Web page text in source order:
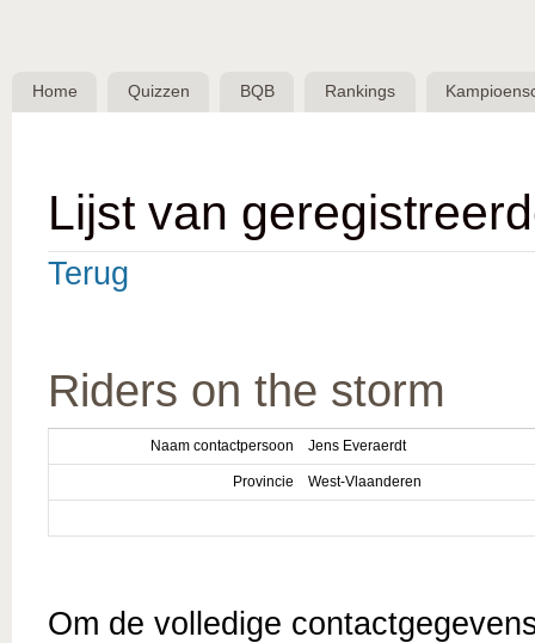
Belgische
QuizBond
Home Quizzen BQB Rankings
Lijst van
Terug
Riders on the storm
Naam contactpersoon Jens Everaerdt
Provincie West-Vlaanderen
Om de volledige